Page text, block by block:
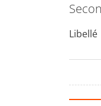
CN3
Les
CN4
Libellé